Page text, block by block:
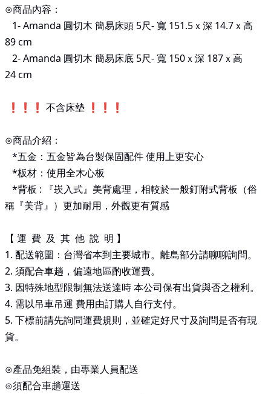
⊙商品內容：
1-Amanda 圓切木 簡易床頭 5尺-寬 151.5ｘ深 14.7ｘ高
89cm
2-Amanda 圓切木 簡易床底 5尺-寬 150ｘ深 187ｘ高
24cm
❗❗❗ 不含床墊 ❗❗❗
⊙商品介紹：
*五金：五金皆為台製保固配件 使用上更安心
*板材：使用全木心板
*背板 :
『崁入式』美背處理，相較於一般釘附式背板（俗
稱『美背』）更加耐用，外觀更有質感
【 運 費 及 其 他 說 明 】
1. 配送範圍：台灣省本到主要城市。離島部分請聊聊詢問。
2. 須配合車趟，偏遠地區酌收運費。
3. 因特殊地型限制無法送達時 本公司保有出貨與否之權利。
4. 需以吊車吊運 費用由訂購人自行支付。
5. 下標前請先詢問運費規則，並確定好尺寸及詢問是否有現
貨。
⊙產品免組裝，由專業人員配送
⊙須配合車趟運送